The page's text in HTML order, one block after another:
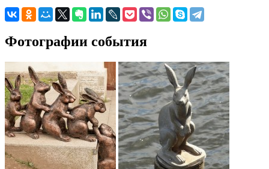
Фотографии события